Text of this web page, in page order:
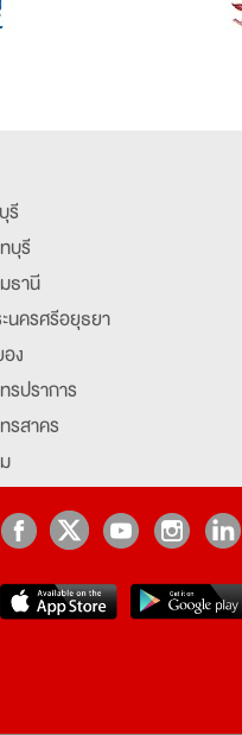
รี
บุรี
ธานี
นครศรีอยุธยา
ง
รปราการ
รสาคร
ยา